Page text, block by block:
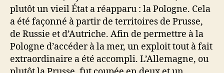
plutôt un vieil État a réapparu : la Pologne. Cela
a été façonné à partir de territoires de Prusse,
de Russie et d’Autriche. Afin de permettre à la
Pologne d’accéder à la mer, un exploit tout à fait
extraordinaire a été accompli. L’Allemagne, ou